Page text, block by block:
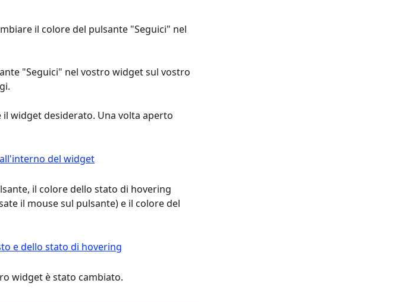
il colore del pulsante "Seguici" nel
"Seguici" nel vostro widget sul vostro
il widget desiderato. Una volta aperto
il colore dello stato di hovering
il mouse sul pulsante) e il colore del
widget è stato cambiato.